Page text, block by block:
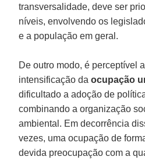
transversalidade, deve ser
níveis, envolvendo os
e a população em geral.
De outro modo, é perceptível
intensificação daocupação
dificultado a adoção de
combinando a organização
ambiental. Em decorrência
vezes, uma ocupação de
devida preocupação com a